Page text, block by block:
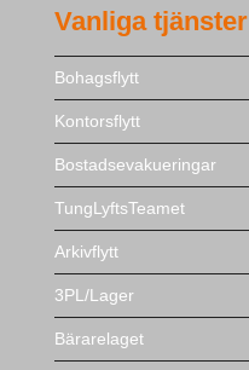
Vanliga tjänster
Bohagsflytt
Kontorsflytt
Bostadsevakueringar
TungLyftsTeamet
Arkivflytt
3PL/Lager
Bärarelaget